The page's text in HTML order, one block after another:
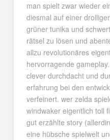
man spielt zwar wieder
diesmal auf einer
grüner tunika und
rätsel zu lösen und
allzu revolutionäres
hervorragende
clever durchdacht und
erfahrung bei den
verfeinert. wer zelda
windwaker eigentlich toll
gut erzählte story
eine hübsche spielwelt